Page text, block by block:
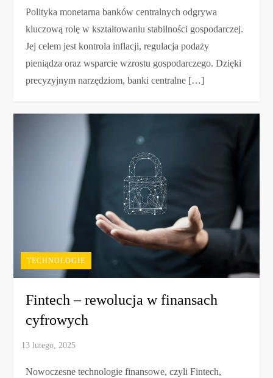
Polityka monetarna banków centralnych odgrywa
kluczową rolę w kształtowaniu stabilności gospodarczej.
Jej celem jest kontrola inflacji, regulacja podaży
pieniądza oraz wsparcie wzrostu gospodarczego. Dzięki
precyzyjnym narzędziom, banki centralne […]
TECHNOLOGIE
Fintech – rewolucja w finansach
cyfrowych
Nowoczesne technologie finansowe, czyli Fintech,